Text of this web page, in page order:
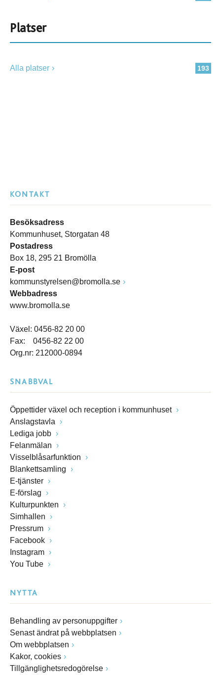
Platser
193
Alla platser
KONTAKT
Besöksadress
Kommunhuset, Storgatan 48
Postadress
Box 18, 295 21 Bromölla
E-post
kommunstyrelsen@bromolla.se
Webbadress
www.bromolla.se
Växel: 0456-82 20 00
Fax: 0456-82 22 00
Org.nr: 212000-0894
SNABBVAL
Öppettider växel och reception i kommunhuset
Anslagstavla
Lediga jobb
Felanmälan
Visselblåsarfunktion
Blankettsamling
E-tjänster
E-förslag
Kulturpunkten
Simhallen
Pressrum
Facebook
Instagram
You Tube
NYTTA
Behandling av personuppgifter
Senast ändrat på webbplatsen
Om webbplatsen
Kakor, cookies
Tillgänglighetsredogörelse